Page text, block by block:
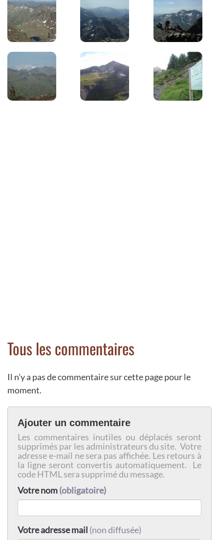
Tous les commentaires
Il n'y a pas de commentaire sur cette page pour le
moment.
Ajouter un commentaire
Les commentaires inutiles ou déplacés seront
supprimés par les administrateurs du site. Votre
adresse e-mail ne sera pas affichée. Les retours à
la ligne seront convertis automatiquement. Le
code HTML sera supprimé du message.
Votre nom(obligatoire)
Votre adresse mail (non diffusée)